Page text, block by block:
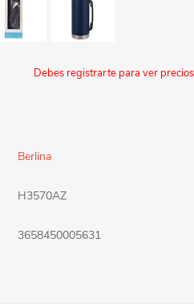
Debes registrarte para ver precios
Berlina
H3570AZ
3658450005631